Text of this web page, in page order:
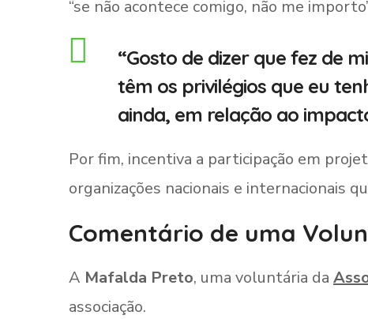
“se não acontece comigo, não me
“Gosto de dizer que fez de
têm os privilégios que eu
ainda, em relação ao
Por fim, incentiva a participação em
organizações nacionais e internacionais
Comentário de uma
A Mafalda Preto, uma voluntária da
associação.